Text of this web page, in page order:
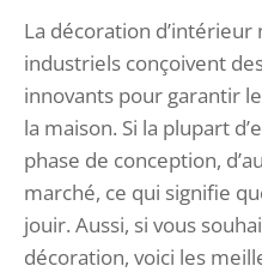
La décoration d’intérieur
industriels conçoivent
innovants pour garantir
la maison. Si la plupart
phase de conception,
marché, ce qui signifie
jouir. Aussi, si vous
décoration, voici les